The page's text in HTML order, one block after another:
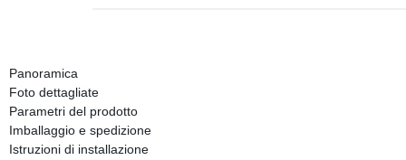
Panoramica
Foto dettagliate
Parametri del prodotto
Imballaggio e spedizione
Istruzioni di installazione